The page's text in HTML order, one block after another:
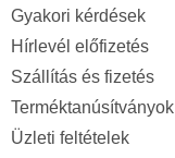
Gyakori kérdések
Hírlevél előfizetés
Szállítás és fizetés
Terméktanúsítványok
Üzleti feltételek